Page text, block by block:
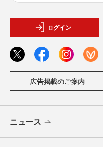
ログイン
広告掲載のご案内
ニュース